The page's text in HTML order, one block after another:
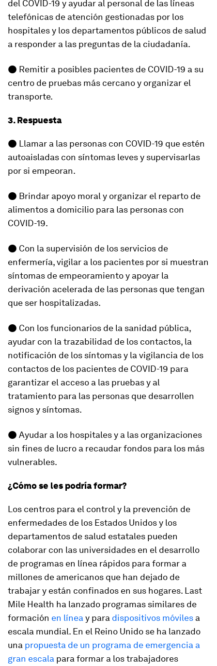
del COVID-19 y ayudar al personal de las líneas
telefónicas de atención gestionadas por los
hospitales y los departamentos públicos de salud
a responder a las preguntas de la ciudadanía.
● Remitir a posibles pacientes de COVID-19 a su
centro de pruebas más cercano y organizar el
transporte.
3. Respuesta
● Llamar a las personas con COVID-19 que estén
autoaisladas con síntomas leves y supervisarlas
por si empeoran.
● Brindar apoyo moral y organizar el reparto de
alimentos a domicilio para las personas con
COVID-19.
● Con la supervisión de los servicios de
enfermería, vigilar a los pacientes por si muestran
síntomas de empeoramiento y apoyar la
derivación acelerada de las personas que tengan
que ser hospitalizadas.
● Con los funcionarios de la sanidad pública,
ayudar con la trazabilidad de los contactos, la
notificación de los síntomas y la vigilancia de los
contactos de los pacientes de COVID-19 para
garantizar el acceso a las pruebas y al
tratamiento para las personas que desarrollen
signos y síntomas.
● Ayudar a los hospitales y a las organizaciones
sin fines de lucro a recaudar fondos para los más
vulnerables.
¿Cómo se les podría formar?
Los centros para el control y la prevención de
enfermedades de los Estados Unidos y los
departamentos de salud estatales pueden
colaborar con las universidades en el desarrollo
de programas en línea rápidos para formar a
millones de americanos que han dejado de
trabajar y están confinados en sus hogares. Last
Mile Health ha lanzado programas similares de
formación en línea y para dispositivos móviles a
escala mundial. En el Reino Unido se ha lanzado
una propuesta de un programa de emergencia a
gran escala para formar a los trabajadores